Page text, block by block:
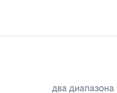
два диапазона